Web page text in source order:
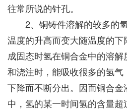
往常所说的针孔。
2、铜铸件溶解的较多的
温度的升高而变大随温度的
成固态时氢在铜合金中的溶
和浇注时，能吸收很多的氢
下降而不断分出。因而铜合
中，氢的某一时间氢的含量